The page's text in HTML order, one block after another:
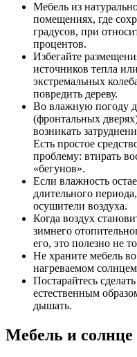
Мебель из
помещениях, где
градусов, при
процентов.
Избегайте
источников тепла
экстремальных
повредить дереву.
Во влажную погоду
(фронтальных
возникать
Есть простое
проблему: втирать
«бегунов».
Если влажность
длительного
осушители воздуха.
Когда воздух
зимнего
его, это полезно не
Не храните мебель
нагреваемом
Постарайтесь
естественным
дышать.
Мебель и солнце